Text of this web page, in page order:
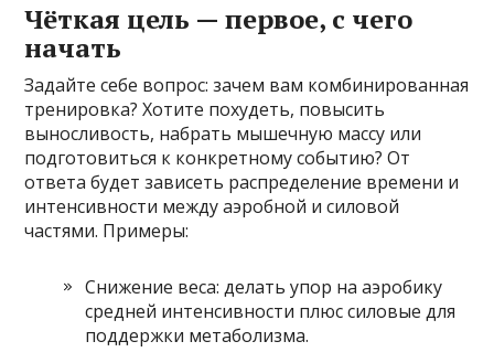
Чёткая цель — первое, с чего
начать
Задайте себе вопрос: зачем вам комбинированная
тренировка? Хотите похудеть, повысить
выносливость, набрать мышечную массу или
подготовиться к конкретному событию? От
ответа будет зависеть распределение времени и
интенсивности между аэробной и силовой
частями. Примеры:
Снижение веса: делать упор на аэробику
средней интенсивности плюс силовые для
поддержки метаболизма.